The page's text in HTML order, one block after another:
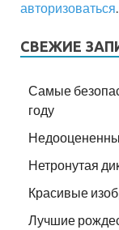
авторизоваться
СВЕЖИЕ
Самые
году
Нетронутая
Красивые
Лучшие